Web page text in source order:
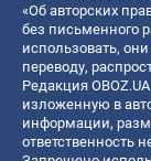
«Об авторских
без письменного
использовать,
переводу,
Редакция
изложенную в
информации,
ответственность